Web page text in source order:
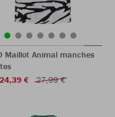
Maillot Animal manches
€
27,99 €